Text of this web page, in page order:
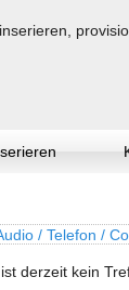
/ Telefon /
derzeit kein